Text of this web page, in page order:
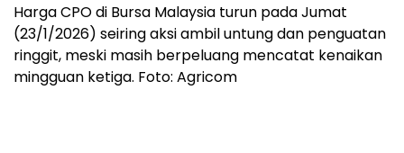
Harga CPO di Bursa Malaysia turun pada Jumat
(23/1/2026) seiring aksi ambil untung dan penguatan
ringgit, meski masih berpeluang mencatat kenaikan
mingguan ketiga. Foto: Agricom